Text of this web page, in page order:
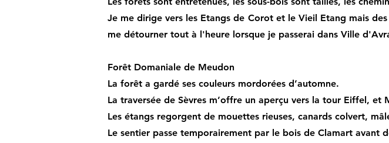
Je me dirige vers les Etangs de Corot et le Vieil Etang mais
me détourner tout à l'heure lorsque je passerai dans Ville
Forêt Domaniale de Meudon
La forêt a gardé ses couleurs mordorées d’automne.
La traversée de Sèvres m’offre un aperçu vers la tour Eiffel, et
Les étangs regorgent de mouettes rieuses, canards colvert,
Le sentier passe temporairement par le bois de Clamart avant